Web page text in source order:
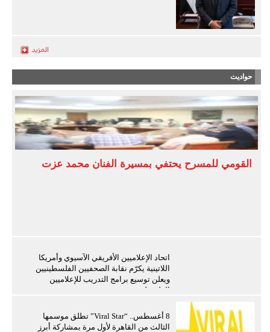
حواديت
القومي للمسرح يحتفي بمسيرة الفنان محمد عزت
اتحاد الإعلاميين الأفريقي الآسيوي وأمريكا
اللاتينية يكرّم نقابة الصحفيين الفلسطينيين
ويعلن توسيع برامج التدريب للإعلاميين
الفلسطينيين
8 أغسطس.. “Viral Star” تطلق موسمها
الثالث من القاهرة لأول مرة بمشاركة أبرز